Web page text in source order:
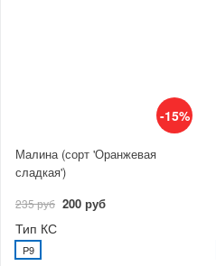
-15%
Малина (сорт 'Оранжевая
сладкая')
235 руб 200 руб
Тип КС
P9